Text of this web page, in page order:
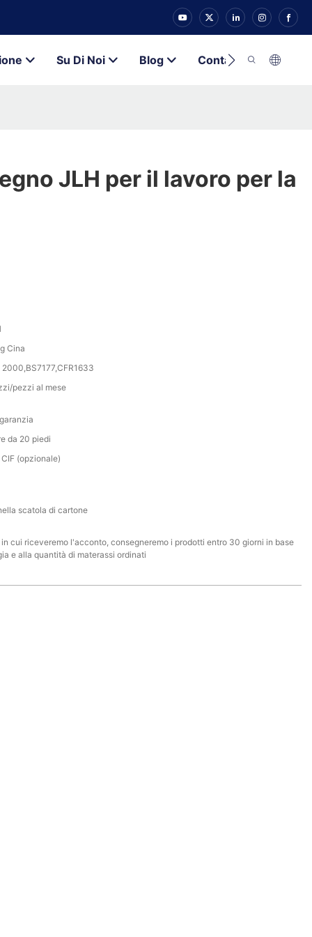
Su Di Noi Blog Contatto
JLH per il lavoro per la
Cina
2000,BS7177,CFR1633
pezzi al mese
da 20 piedi
CIF (opzionale)
scatola di cartone
cui riceveremo l'acconto, consegneremo i prodotti entro 30 giorni in base
e alla quantità di materassi ordinati